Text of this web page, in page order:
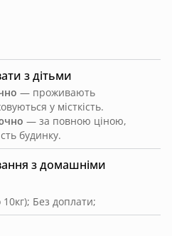
з домашніми
; Без доплати;
з дітьми
— проживають
у місткість.
— за повною ціною,
будинку.